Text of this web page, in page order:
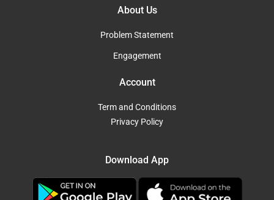
About Us
Problem Statement
Engagement
Account
Term and Conditions
Privacy Policy
Download App